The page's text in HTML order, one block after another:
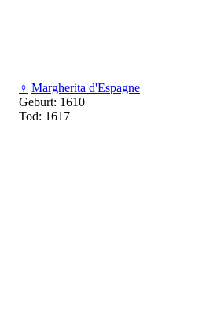
♀ Margherita d'Espagne
Geburt: 1610
Tod: 1617